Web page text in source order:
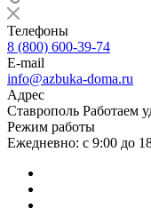
Телефоны
8 (800) 600-39-74
E-mail
info@azbuka-doma.ru
Адрес
Ставрополь Работаем
Режим работы
Ежедневно: с 9:00 до